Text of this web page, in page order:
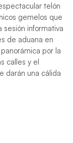
telón
gemelos que
sesión informativa
de aduana en
por la
calles y el
darán una cálida